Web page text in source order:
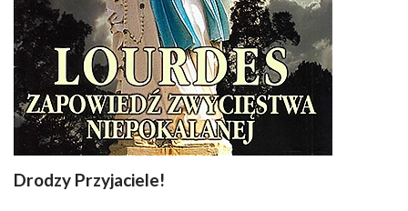
Drodzy Przyjaciele!